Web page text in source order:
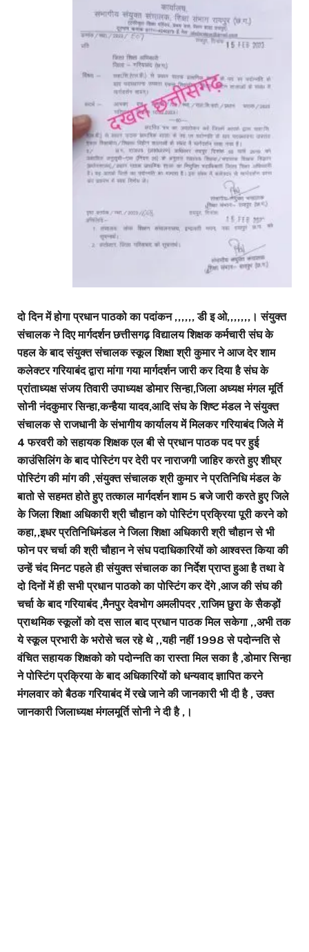
दो दिन में होगा प्रधान पाठको का पदांकन ,,,,,, डी इ ओ,,,,,,,। संयुक्त
संचालक ने दिए मार्गदर्शन छत्तीसगढ़ विद्यालय शिक्षक कर्मचारी संघ के
पहल के बाद संयुक्त संचालक स्कूल शिक्षा श्री कुमार ने आज देर शाम
कलेक्टर गरियाबंद द्वारा मांगा गया मार्गदर्शन जारी कर दिया है संघ के
प्रांताध्यक्ष संजय तिवारी उपाध्यक्ष डोमार सिन्हा,जिला अध्यक्ष मंगल मूर्ति
सोनी नंदकुमार सिन्हा,कन्हैया यादव,आदि संघ के शिष्ट मंडल ने संयुक्त
संचालक से राजधानी के संभागीय कार्यालय में मिलकर गरियाबंद जिले में
4 फरवरी को सहायक शिक्षक एल बी से प्रधान पाठक पद पर हुई
काउंसिलिंग के बाद पोस्टिंग पर देरी पर नाराजगी जाहिर करते हुए शीघ्र
पोस्टिंग की मांग की ,संयुक्त संचालक श्री कुमार ने प्रतिनिधि मंडल के
बातो से सहमत होते हुए तत्काल मार्गदर्शन शाम 5 बजे जारी करते हुए जिले
के जिला शिक्षा अधिकारी श्री चौहान को पोस्टिंग प्रक्रिया पूरी करने को
कहा,,इधर प्रतिनिधिमंडल ने जिला शिक्षा अधिकारी श्री चौहान से भी
फोन पर चर्चा की श्री चौहान ने संघ पदाधिकारियों को आश्वस्त किया की
उन्हें चंद मिनट पहले ही संयुक्त संचालक का निर्देश प्राप्त हुआ है तथा वे
दो दिनों में ही सभी प्रधान पाठको का पोस्टिंग कर देंगे ,आज की संघ की
चर्चा के बाद गरियाबंद ,मैनपुर देवभोग अमलीपदर ,राजिम छुरा के सैकड़ों
प्राथमिक स्कूलों को दस साल बाद प्रधान पाठक मिल सकेगा ,,अभी तक
ये स्कूल प्रभारी के भरोसे चल रहे थे ,,यही नहीं 1998 से पदोन्नति से
वंचित सहायक शिक्षको को पदोन्नति का रास्ता मिल सका है ,डोमार सिन्हा
ने पोस्टिंग प्रक्रिया के बाद अधिकारियों को धन्यवाद ज्ञापित करने
मंगलवार को बैठक गरियाबंद में रखे जाने की जानकारी भी दी है , उक्त
जानकारी जिलाध्यक्ष मंगलमूर्ति सोनी ने दी है ,।